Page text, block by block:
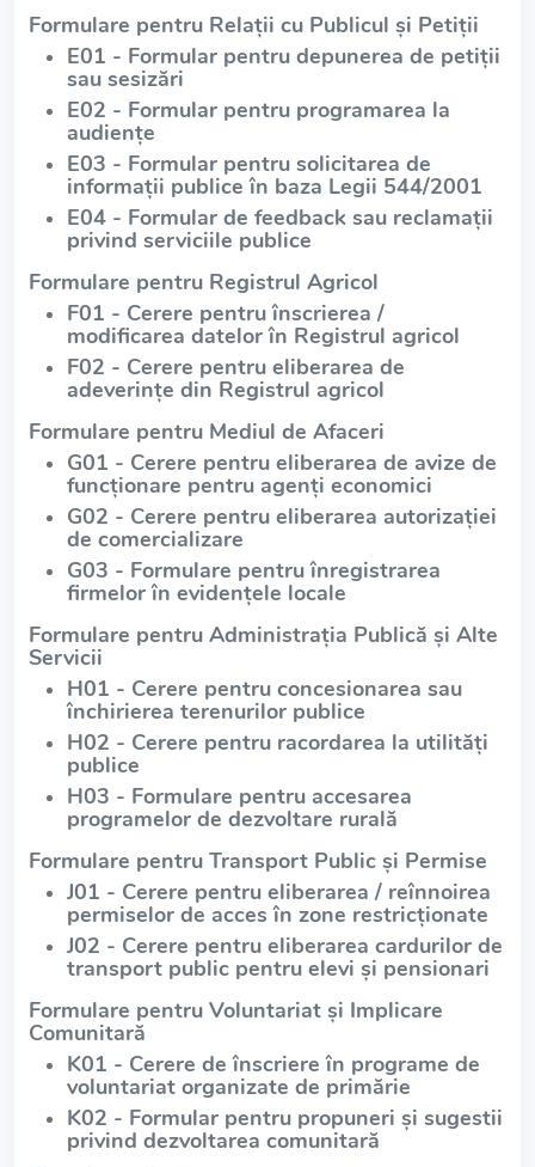
Formulare pentru Relații cu Publicul și Petiții
E01 - Formular pentru depunerea de petiții
sau sesizări
E02 - Formular pentru programarea la
audiențe
E03 - Formular pentru solicitarea de
informații publice în baza Legii 544/2001
E04 - Formular de feedback sau reclamații
privind serviciile publice
Formulare pentru Registrul Agricol
F01 - Cerere pentru înscrierea /
modificarea datelor în Registrul agricol
F02 - Cerere pentru eliberarea de
adeverințe din Registrul agricol
Formulare pentru Mediul de Afaceri
G01 - Cerere pentru eliberarea de avize de
funcționare pentru agenți economici
G02 - Cerere pentru eliberarea autorizației
de comercializare
G03 - Formulare pentru înregistrarea
firmelor în evidențele locale
Formulare pentru Administrația Publică și Alte
Servicii
H01 - Cerere pentru concesionarea sau
închirierea terenurilor publice
H02 - Cerere pentru racordarea la utilități
publice
H03 - Formulare pentru accesarea
programelor de dezvoltare rurală
Formulare pentru Transport Public și Permise
J01 - Cerere pentru eliberarea / reînnoirea
permiselor de acces în zone restricționate
J02 - Cerere pentru eliberarea cardurilor de
transport public pentru elevi și pensionari
Formulare pentru Voluntariat și Implicare
Comunitară
K01 - Cerere de înscriere în programe de
voluntariat organizate de primărie
K02 - Formular pentru propuneri și sugestii
privind dezvoltarea comunitară